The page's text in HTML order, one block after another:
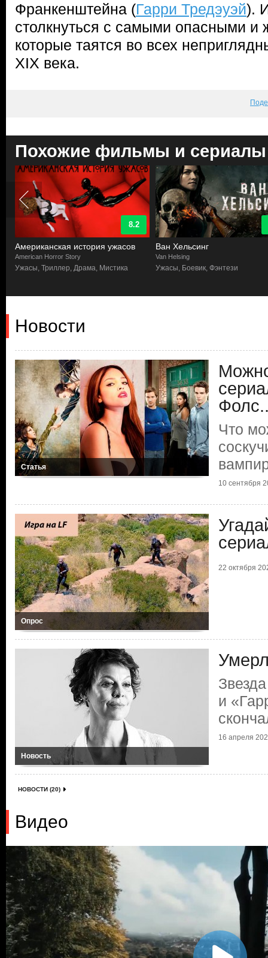
Франкенштейна (Гарри Тредэуэй).
столкнуться с самыми опасными и
которые таятся во всех
XIX века.
Похожие фильмы и сериалы
8.2
Американская история ужасов
American Horror Story
Ужасы, Триллер, Драма, Мистика
Ван Хельсинг
Van Helsing
Ужасы, Боевик, Фэнтези
Новости
Статья
Что
10 сентября
Опрос
22 октября
Новость
и
16 апреля
НОВОСТИ (20)
Видео